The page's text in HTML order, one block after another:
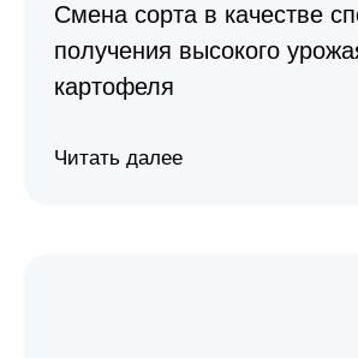
Смена сорта в качестве
получения высокого
картофеля
Читать далее